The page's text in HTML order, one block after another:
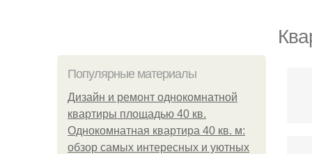
Популярные материалы
Дизайн и ремонт однокомнатной
квартиры площадью 40 кв.
Однокомнатная квартира 40 кв. м:
обзор самых интересных и уютных